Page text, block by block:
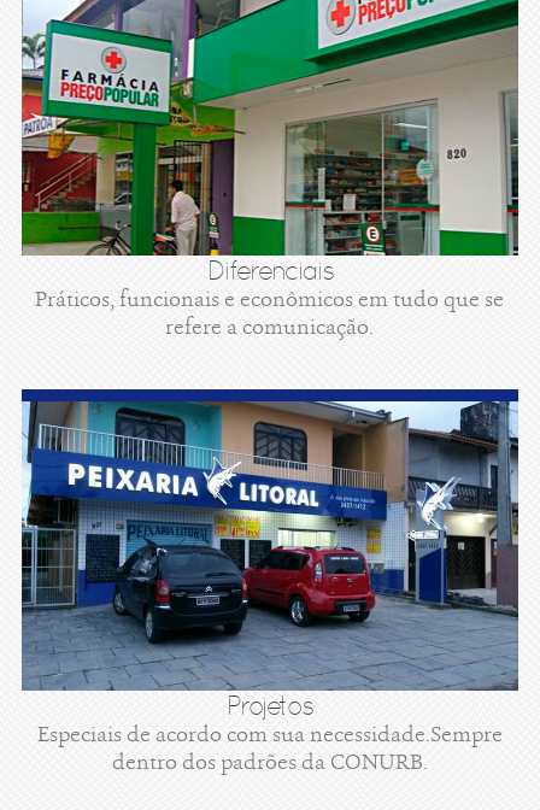
Diferenciais
Práticos, funcionais e econômicos em tudo que se
refere a comunicação.
Projetos
Especiais de acordo com sua necessidade.Sempre
dentro dos padrões da CONURB.